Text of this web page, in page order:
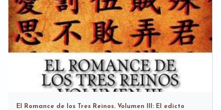
El Romance de los Tres Reinos. Volumen III: El edicto